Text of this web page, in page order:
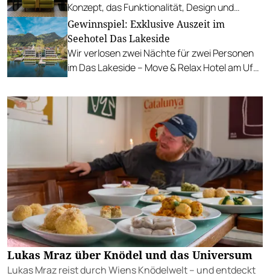
Konzept, das Funktionalität, Design und
kulinarisches Handwerk vereint.
Gewinnspiel: Exklusive Auszeit im
Seehotel Das Lakeside
Wir verlosen zwei Nächte für zwei Personen
im Das Lakeside – Move & Relax Hotel am Ufer
Lukas Mraz über Knödel und das Universum
Lukas Mraz reist durch Wiens Knödelwelt – und entdeckt